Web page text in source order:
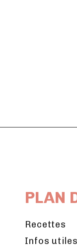
PLAN
Recettes
Infos utiles